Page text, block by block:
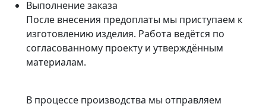
Выполнение заказа
После внесения предоплаты мы приступаем к
изготовлению изделия. Работа ведётся по
согласованному проекту и утверждённым
материалам.
В процессе производства мы отправляем